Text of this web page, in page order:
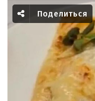
Поделиться